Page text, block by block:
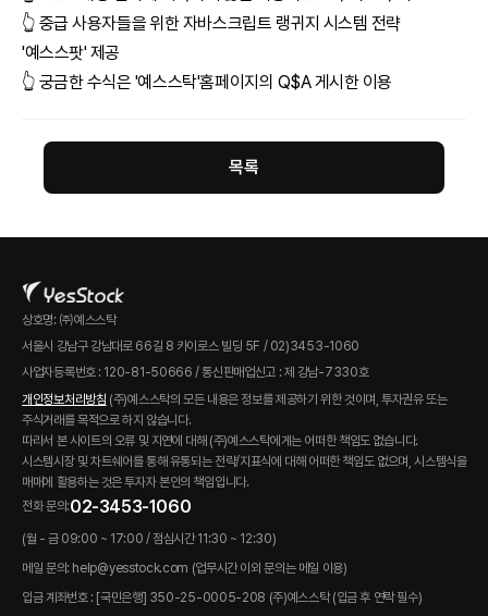
👆 중급 사용자들을 위한 자바스크립트 랭귀지 시스템 전략
'예스스팟' 제공
👆 궁금한 수식은 '예스스탁'홈페이지의 Q$A 게시한 이용
목록
상호명: ㈜예스스탁
서울시 강남구 강남대로 66길 8 카이로스 빌딩 5F / 02)3453-1060
사업자등록번호 : 120-81-50666 / 통신판매업신고 : 제 강남-7330호
개인정보처리방침 (주)예스스탁의 모든 내용은 정보를 제공하기 위한 것이며, 투자권유 또는
주식거래를 목적으로 하지 않습니다.
따라서 본 사이트의 오류 및 지연에 대해 (주)예스스탁에게는 어떠한 책임도 없습니다.
시스템시장 및 차트쉐어를 통해 유통되는 전략/지표식에 대해 어떠한 책임도 없으며, 시스템식을
매매에 활용하는 것은 투자자 본인의 책임입니다.
전화 문의:02-3453-1060
(월 - 금 09:00 ~ 17:00 / 점심시간 11:30 ~ 12:30)
메일 문의: help@yesstock.com (업무시간 이외 문의는 메일 이용)
입금 계좌번호 : [국민은행] 350-25-0005-208 (주)예스스탁 (입금 후 연락 필수)